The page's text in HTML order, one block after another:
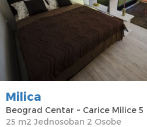
5
Gosti:2
Kvadratura
Struktura :
Jednosoban
Milica
Beograd Centar ~ Carice Milice 5
25 m2 Jednosoban 2 Osobe